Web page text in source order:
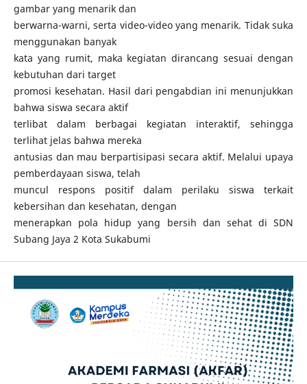
gambar yang menarik dan
berwarna-warni, serta video-video yang menarik. Tidak suka
menggunakan banyak
kata yang rumit, maka kegiatan dirancang sesuai dengan
kebutuhan dari target
promosi kesehatan. Hasil dari pengabdian ini menunjukkan
bahwa siswa secara aktif
terlibat dalam berbagai kegiatan interaktif, sehingga
terlihat jelas bahwa mereka
antusias dan mau berpartisipasi secara aktif. Melalui upaya
pemberdayaan siswa, telah
muncul respons positif dalam perilaku siswa terkait
kebersihan dan kesehatan, dengan
menerapkan pola hidup yang bersih dan sehat di SDN
Subang Jaya 2 Kota Sukabumi